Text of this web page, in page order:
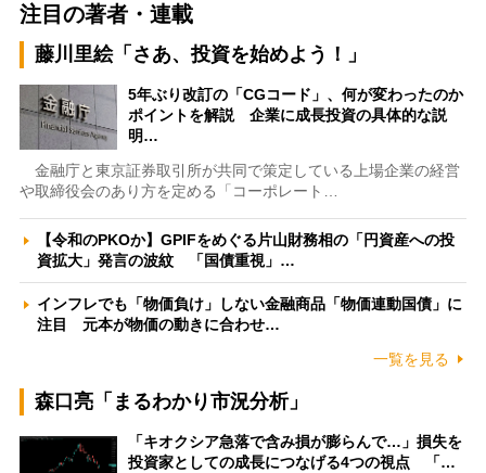
注目の著者・連載
藤川里絵「さあ、投資を始めよう！」
5年ぶり改訂の「CGコード」、何が変わったのか
ポイントを解説 企業に成長投資の具体的な説
明…
金融庁と東京証券取引所が共同で策定している上場企業の経営
や取締役会のあり方を定める「コーポレート…
【令和のPKOか】GPIFをめぐる片山財務相の「円資産への投
資拡大」発言の波紋 「国債重視」…
インフレでも「物価負け」しない金融商品「物価連動国債」に
注目 元本が物価の動きに合わせ…
一覧を見る
森口亮「まるわかり市況分析」
「キオクシア急落で含み損が膨らんで…」損失を
投資家としての成長につなげる4つの視点 「…